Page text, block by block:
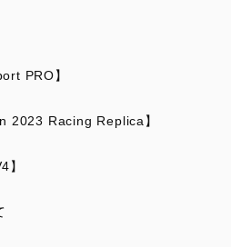
PRO】
2023 Racing Replica】
】